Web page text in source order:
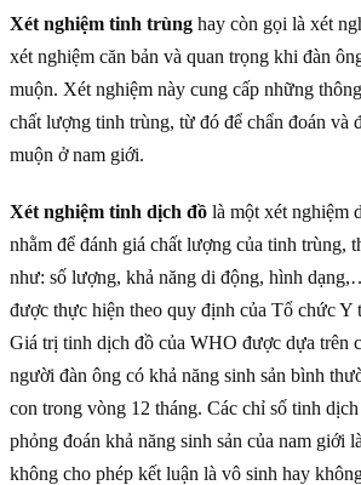
Xét nghiệm tinh trùng hay còn gọi là xét
xét nghiệm căn bản và quan trọng khi đàn
muộn. Xét nghiệm này cung cấp những
chất lượng tinh trùng, từ đó để chẩn đoán và
muộn ở nam giới.
Xét nghiệm tinh dịch đồ là một xét nghiệm
nhằm để đánh giá chất lượng của tinh trùng,
như: số lượng, khả năng di động, hình
được thực hiện theo quy định của Tổ chức
Giá trị tinh dịch đồ của WHO được dựa trên
người đàn ông có khả năng sinh sản bình
con trong vòng 12 tháng. Các chỉ số tinh
phỏng đoán khả năng sinh sản của nam giới
không cho phép kết luận là vô sinh hay